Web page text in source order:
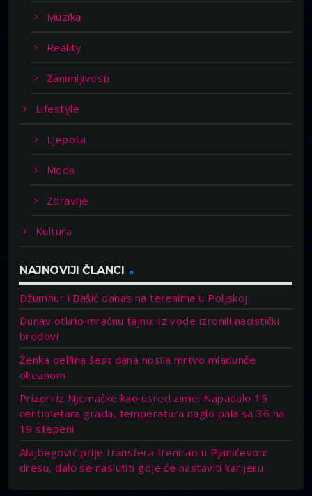
Muzika
Reality
Zanimljivosti
Lifestyle
Ljepota
Moda
Zdravlje
Kultura
NAJNOVIJI ČLANCI
Džumhur i Bašić danas na terenima u Poljskoj
Dunav otkrio mračnu tajnu: Iz vode izronili nacistički
brodovi
Ženka delfina šest dana nosila mrtvo mladunče
okeanom
Prizori iz Njemačke kao usred zime: Napadalo 15
centimetara grada, temperatura naglo pala sa 36 na
19 stepeni
Alajbegović prije transfera trenirao u Pjanićevom
dresu, dalo se naslutiti gdje će nastaviti karijeru